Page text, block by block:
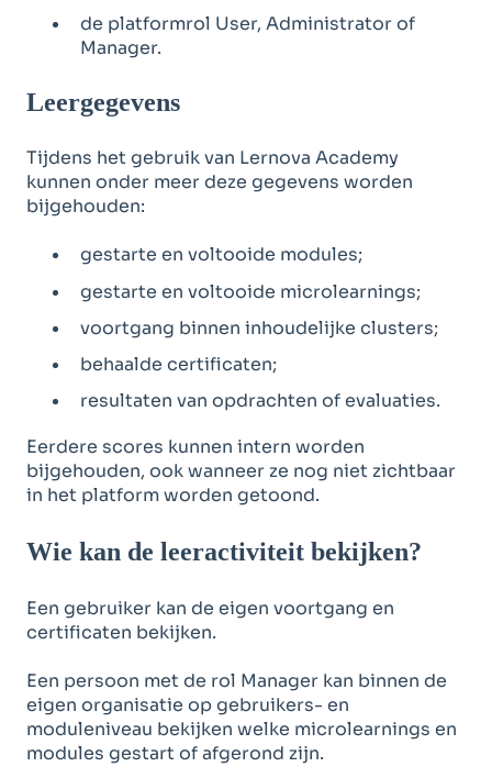
de platformrol User, Administrator of
Manager.
Leergegevens
Tijdens het gebruik van Lernova Academy
kunnen onder meer deze gegevens worden
bijgehouden:
gestarte en voltooide modules;
gestarte en voltooide microlearnings;
voortgang binnen inhoudelijke clusters;
behaalde certificaten;
resultaten van opdrachten of evaluaties.
Eerdere scores kunnen intern worden
bijgehouden, ook wanneer ze nog niet zichtbaar
in het platform worden getoond.
Wie kan de leeractiviteit bekijken?
Een gebruiker kan de eigen voortgang en
certificaten bekijken.
Een persoon met de rol Manager kan binnen de
eigen organisatie op gebruikers- en
moduleniveau bekijken welke microlearnings en
modules gestart of afgerond zijn.